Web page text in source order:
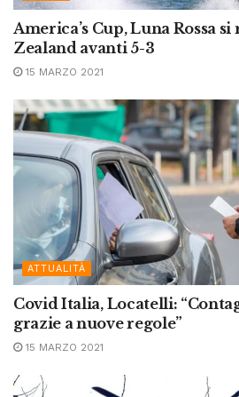
America’s Cup, Luna Rossa
Zealand avanti 5-3
15 MARZO 2021
ATTUALITÀ
Covid Italia, Locatelli:
grazie a nuove regole”
15 MARZO 2021